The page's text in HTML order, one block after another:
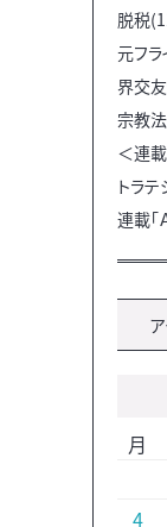
脱税
元フ
界交
宗教法
＜連
トラ
連載「
月
4